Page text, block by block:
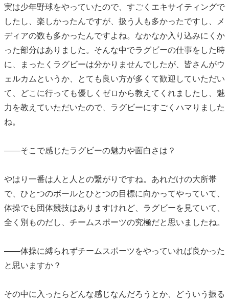
実は少年野球をやっていたので、すごくエキサイティングで
したし、楽しかったんですが、扱う人も多かったですし、メ
ディアの数も多かったんですよね。なかなか入り込みにくか
った部分はありました。そんな中でラグビーの仕事をした時
に、まったくラグビーは分かりませんでしたが、皆さんがウ
ェルカムというか、とても良い方が多くて歓迎していただい
て、どこに行っても優しくゼロから教えてくれましたし、魅
力を教えていただいたので、ラグビーにすごくハマりました
ね。
――そこで感じたラグビーの魅力や面白さは？
やはり一番は人と人との繋がりですね。あれだけの大所帯
で、ひとつのボールとひとつの目標に向かってやっていて、
体操でも団体競技はありますけれど、ラグビーを見ていて、
全く別ものだし、チームスポーツの究極だと思いましたね。
――体操に縛られずチームスポーツをやっていれば良かった
と思いますか？
その中に入ったらどんな感じなんだろうとか、どういう振る